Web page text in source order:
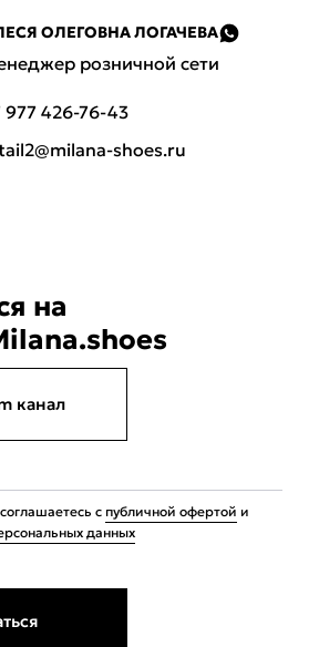
ОЛЕГОВНА ЛОГАЧЕВА
розничной сети
977 426-76-43
shoes.ru
на
канал
с публичной офертой и
данных